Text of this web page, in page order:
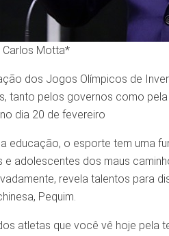
Carlos Motta*
dos Jogos Olímpicos de
tanto pelos governos como
dia 20 de fevereiro
educação, o esporte tem uma
e adolescentes dos maus
revela talentos para
Pequim.
atletas que você vê hoje pela